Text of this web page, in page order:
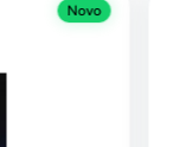
Novo